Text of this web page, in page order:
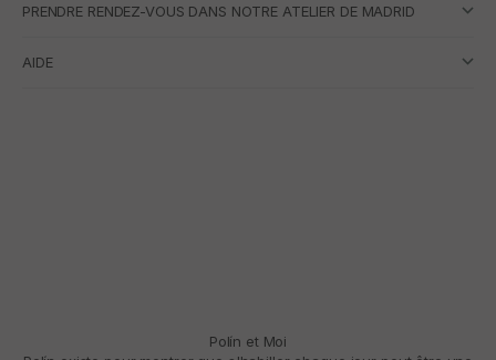
PRENDRE RENDEZ-VOUS DANS NOTRE ATELIER DE MADRID
AIDE
Polín et Moi